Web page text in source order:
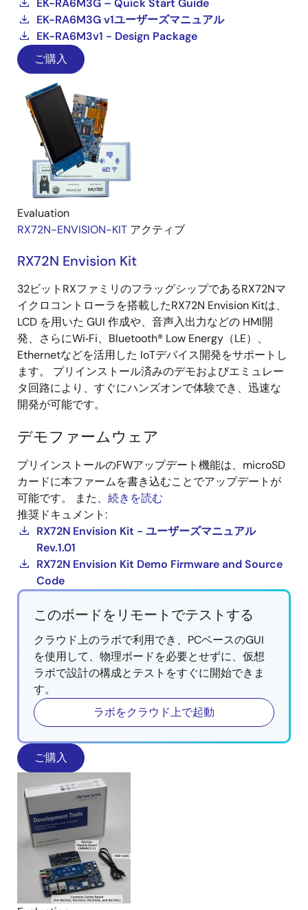
EK-RA6M3G v1ユーザーズマニュアル
EK-RA6M3v1 - Design Package
ご購入
Evaluation
RX72N-ENVISION-KIT アクティブ
RX72N Envision Kit
32ビットRXファミリのフラッグシップであるRX72Nマ
イクロコントローラを搭載したRX72N Envision Kitは、
LCD を用いた GUI 作成や、音声入出力などの HMI開
発、さらにWi‑Fi、Bluetooth® Low Energy（LE）、
Ethernetなどを活用した IoTデバイス開発をサポートし
ます。 プリインストール済みのデモおよびエミュレー
タ回路により、すぐにハンズオンで体験でき、迅速な
開発が可能です。
デモファームウェア
プリインストールのFWアップデート機能は、microSD
カードに本ファームを書き込むことでアップデートが
可能です。 また、 続きを読む
推奨ドキュメント:
RX72N Envision Kit - ユーザーズマニュアル
Rev.1.01
RX72N Envision Kit Demo Firmware and Source
Code
このボードをリモートでテストする
クラウド上のラボで利用でき、PCベースのGUI
を使用して、物理ボードを必要とせずに、仮想
ラボで設計の構成とテストをすぐに開始できま
す。
ラボをクラウド上で起動
ご購入